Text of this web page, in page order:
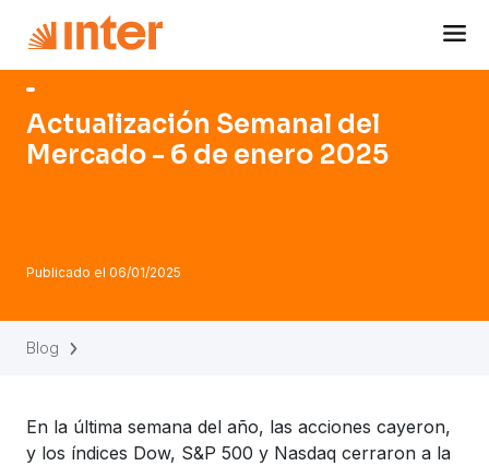
Actualización Semanal del
Mercado - 6 de enero 2025
Publicado el 06/01/2025
Blog
En la última semana del año, las acciones cayeron,
y los índices Dow, S&P 500 y Nasdaq cerraron a la
Navigated to Actualización Semanal del Mercado - 6 de